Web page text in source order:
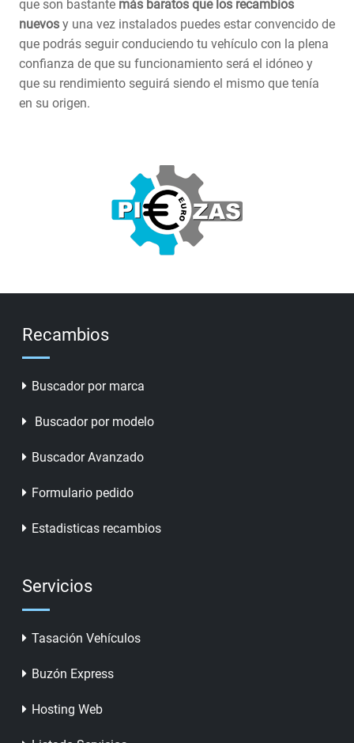
que son bastante más baratos que los recambios
nuevos y una vez instalados puedes estar convencido de
que podrás seguir conduciendo tu vehículo con la plena
confianza de que su funcionamiento será el idóneo y
que su rendimiento seguirá siendo el mismo que tenía
en su origen.
Recambios
Buscador por marca
Buscador por modelo
Buscador Avanzado
Formulario pedido
Estadisticas recambios
Servicios
Tasación Vehículos
Buzón Express
Hosting Web